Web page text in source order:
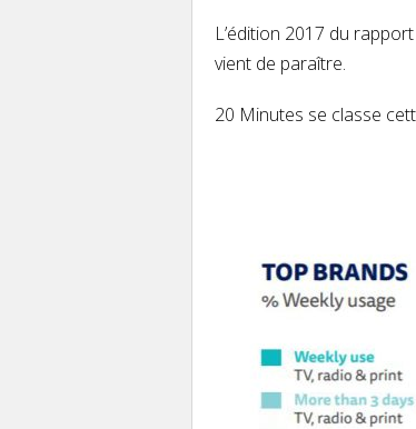
L’édition 2017 du
vient de paraître.
20 Minutes se classe